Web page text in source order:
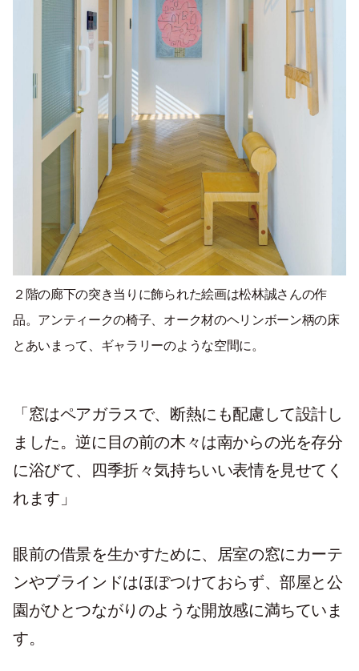
２階の廊下の突き当りに飾られた絵画は松林誠さんの作
品。アンティークの椅子、オーク材のヘリンボーン柄の床
とあいまって、ギャラリーのような空間に。
「窓はペアガラスで、断熱にも配慮して設計し
ました。逆に目の前の木々は南からの光を存分
に浴びて、四季折々気持ちいい表情を見せてく
れます」
眼前の借景を生かすために、居室の窓にカーテ
ンやブラインドはほぼつけておらず、部屋と公
園がひとつながりのような開放感に満ちていま
す。